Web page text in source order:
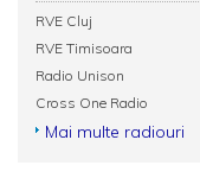
RVE Cluj
RVE Timisoara
Radio Unison
Cross One Radio
Mai multe radiouri